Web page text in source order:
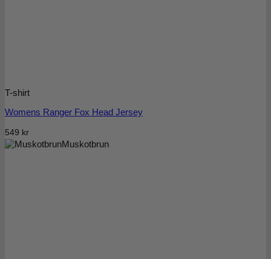
Muskotbrun
T-shirt
Womens Ranger Fox Head Jersey
549 kr